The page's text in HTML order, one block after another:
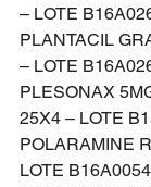
– LOTE
PLANTACIL
– LOTE
PLESONAX
25X4 – LOTE
POLARAMINE
LOTE B16A0054